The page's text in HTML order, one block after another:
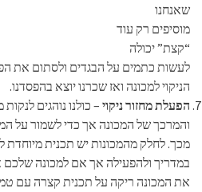
שאנחנו
מוסיפים רק עוד
“קצת” יכולה
לעשות כתמים על הבגדים ולסתום את
הניקוי למכונה ואז שכרנו יוצא בהפסדנו.
הפעלת מחזור ניקוי – כולנו נוהגים
והמרכך של המכונה אך כדי לשמור על
מכך. לחלק מהמכונות יש תכנית מיוחדת
במדריך ולהפעילה אך אם למכונה שלכם
את המכונה ריקה על תכנית קצרה עם